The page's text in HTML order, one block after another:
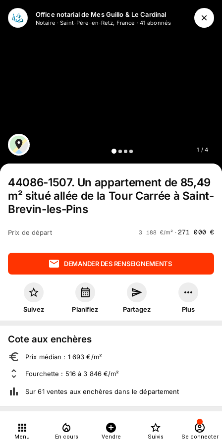
1 / 4
Office notarial de Mes Guillo & Le Cardinal
Notaire ·Saint-Père-en-Retz, France · 41 abonnés
44086-1507. Un appartement de 85,49
m² situé allée de la Tour Carrée à Saint-
Brevin-les-Pins
Prix de départ 3 188 €/m² · 271 000 €
DEMANDER DES RENSEIGNEMENTS
Suivez Planifiez Partagez Plus
Cote aux enchères
Prix médian : 1 693 €/m²
Fourchette : 516 à 3 846 €/m²
Sur 61 ventes aux enchères dans le département
À propos
Menu En cours Vendre Suivis Se connecter